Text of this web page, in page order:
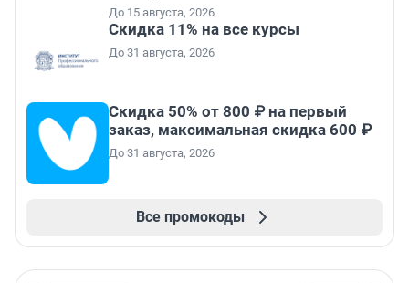
До 15 августа, 2026
Скидка 11% на все курсы
До 31 августа, 2026
Скидка 50% от 800 ₽ на первый
заказ, максимальная скидка 600 ₽
До 31 августа, 2026
Все промокоды